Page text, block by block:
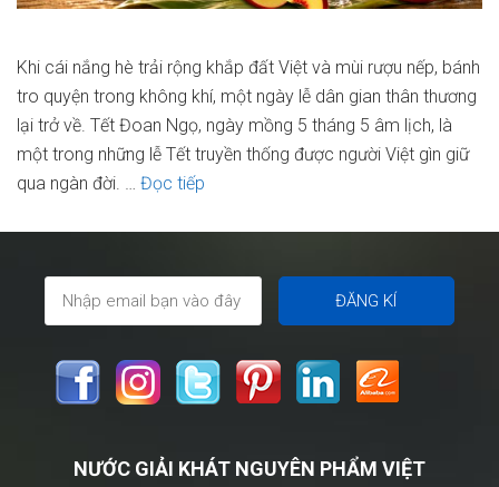
Khi cái nắng hè trải rộng khắp đất Việt và mùi rượu nếp, bánh
tro quyện trong không khí, một ngày lễ dân gian thân thương
lại trở về. Tết Đoan Ngọ, ngày mồng 5 tháng 5 âm lịch, là
một trong những lễ Tết truyền thống được người Việt gìn giữ
qua ngàn đời. … Đọc tiếp
Ngọ
2026
Từ
NPV
NƯỚC GIẢI KHÁT NGUYÊN PHẨM VIỆT